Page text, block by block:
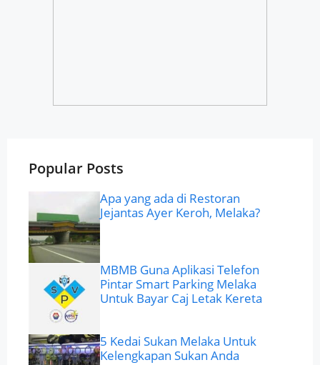
Popular Posts
Apa yang ada di Restoran
Jejantas Ayer Keroh, Melaka?
MBMB Guna Aplikasi Telefon
Pintar Smart Parking Melaka
Untuk Bayar Caj Letak Kereta
5 Kedai Sukan Melaka Untuk
Kelengkapan Sukan Anda